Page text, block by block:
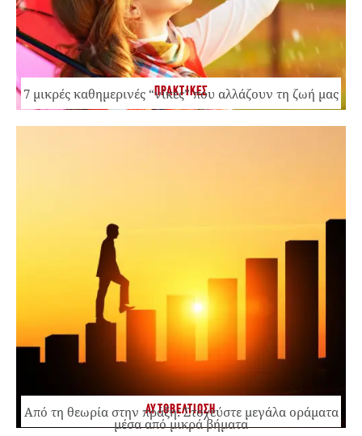
ΠΡΑΚΤΙΚΕΣ
7 μικρές καθημερινές “νίκες” που αλλάζουν τη ζωή μας
ΑΥΤΟΒΕΛΤΙΩΣΗ
Από τη θεωρία στην πράξη: Στοχεύστε μεγάλα οράματα
μέσα από μικρά βήματα